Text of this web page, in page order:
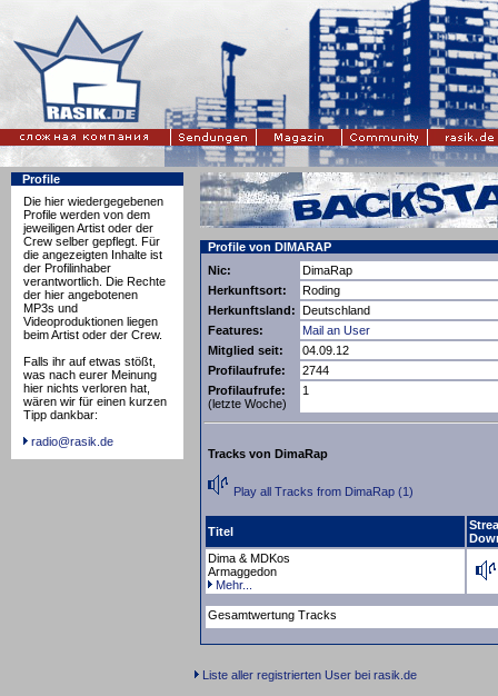
Profile
Die hier wiedergegebenen
Profile werden von dem
jeweiligen Artist oder der
Crew selber gepflegt. Für
die angezeigten Inhalte ist
der Profilinhaber
verantwortlich. Die Rechte
der hier angebotenen
MP3s und
Videoproduktionen liegen
beim Artist oder der Crew.
Falls ihr auf etwas stößt,
was nach eurer Meinung
hier nichts verloren hat,
wären wir für einen kurzen
Tipp dankbar:
radio@rasik.de
Profile von DIMARAP
Nic:
DimaRap
Herkunftsort:
Roding
Herkunftsland: Deutschland
Features:
Mail an User
Mitglied seit:
04.09.12
Profilaufrufe:
2744
Profilaufrufe:
(letzte Woche)
1
Tracks von DimaRap
Play all Tracks from DimaRap (1)
Titel
Dima & MDKos
Armaggedon
Mehr...
Gesamtwertung Tracks
Liste aller registrierten User bei rasik.de